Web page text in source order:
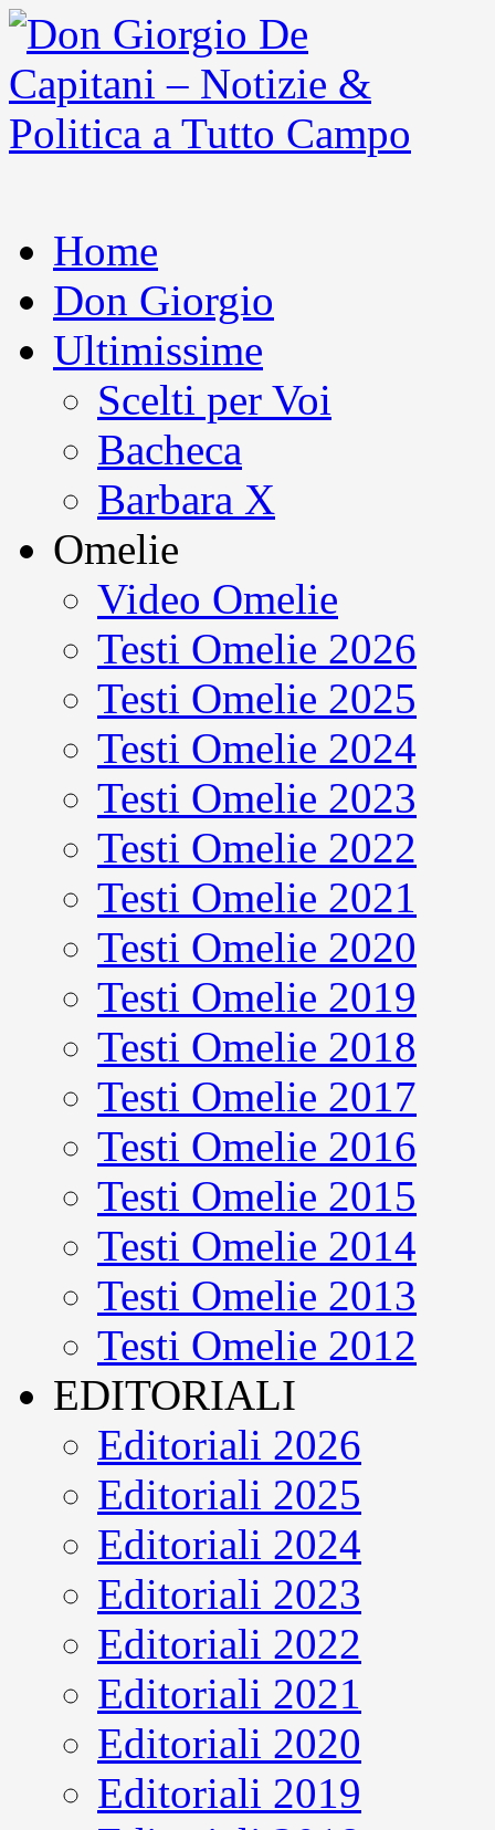
Home
Don Giorgio
Ultimissime
Scelti per Voi
Bacheca
Barbara X
Omelie
Video Omelie
Testi Omelie 2026
Testi Omelie 2025
Testi Omelie 2024
Testi Omelie 2023
Testi Omelie 2022
Testi Omelie 2021
Testi Omelie 2020
Testi Omelie 2019
Testi Omelie 2018
Testi Omelie 2017
Testi Omelie 2016
Testi Omelie 2015
Testi Omelie 2014
Testi Omelie 2013
Testi Omelie 2012
EDITORIALI
Editoriali 2026
Editoriali 2025
Editoriali 2024
Editoriali 2023
Editoriali 2022
Editoriali 2021
Editoriali 2020
Editoriali 2019